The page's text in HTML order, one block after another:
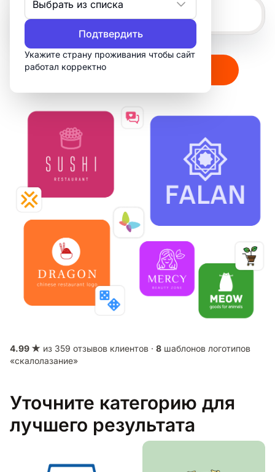
Выбрать из списка
Подтвердить
Укажите страну проживания чтобы сайт
работал корректноСоздать мой логотип
4.99 ★ из 359 отзывов клиентов · 8 шаблонов логотипов
«скалолазание»
Уточните категорию для
лучшего результата